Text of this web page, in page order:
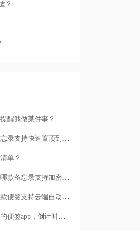
？
醒我做某件事？
临时插进来的紧急任务，哪款备忘录支持快速置顶到清单首位？
单？
日记和账号密码需要安全存放，哪款备忘录支持加密保护？
安卓手机换机后数据会丢吗？哪款便签支持云端自动备份？
有没有支持农历提醒桌面小组件的便签app，倒计时一目了然